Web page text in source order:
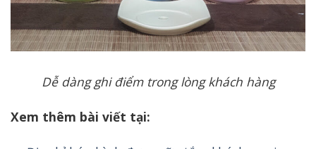
Dễ dàng ghi điểm trong lòng khách hàng
Xem thêm bài viết tại: